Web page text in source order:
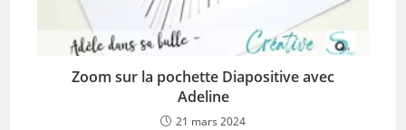
Zoom sur la pochette Diapositive avec
Adeline
21 mars 2024